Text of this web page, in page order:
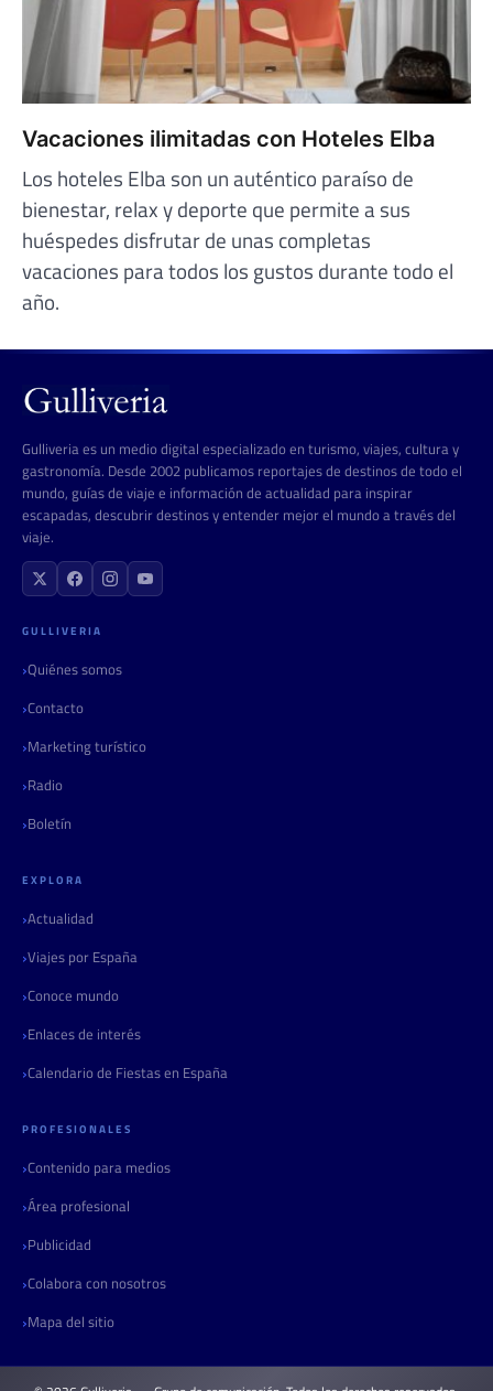
Vacaciones ilimitadas con Hoteles Elba
Los hoteles Elba son un auténtico paraíso de
bienestar, relax y deporte que permite a sus
huéspedes disfrutar de unas completas
vacaciones para todos los gustos durante todo el
año.
Gulliveria es un medio digital especializado en turismo, viajes, cultura y
gastronomía. Desde 2002 publicamos reportajes de destinos de todo el
mundo, guías de viaje e información de actualidad para inspirar
escapadas, descubrir destinos y entender mejor el mundo a través del
viaje.
GULLIVERIA
Quiénes somos
Contacto
Marketing turístico
Radio
Boletín
EXPLORA
Actualidad
Viajes por España
Conoce mundo
Enlaces de interés
Calendario de Fiestas en España
PROFESIONALES
Contenido para medios
Área profesional
Publicidad
Colabora con nosotros
Mapa del sitio